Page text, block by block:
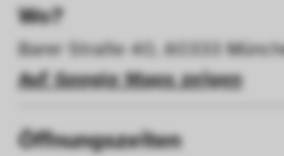
Wo?
Barer Straße 40, 80333
Auf Google Maps zeigen
Öffnungszeiten